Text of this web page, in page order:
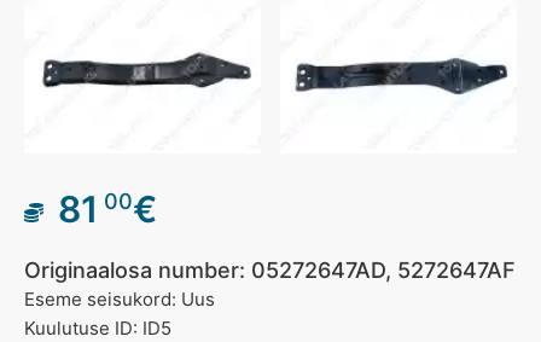
81 00€
Originaalosa number: 05272647AD, 5272647AF
Eseme seisukord: Uus
Kuulutuse ID: ID5